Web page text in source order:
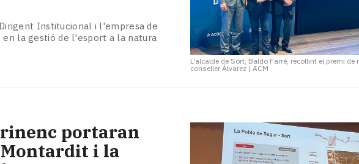
L'alcalde de Sort, Baldo Farré, recollint el premi de
conseller Álvarez | ACM
Institucional i l'empresa de
la gestió de l'esport a la natura
portaran
i la